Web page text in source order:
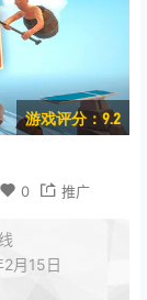
游戏评分：9.2
0 推广
月15日